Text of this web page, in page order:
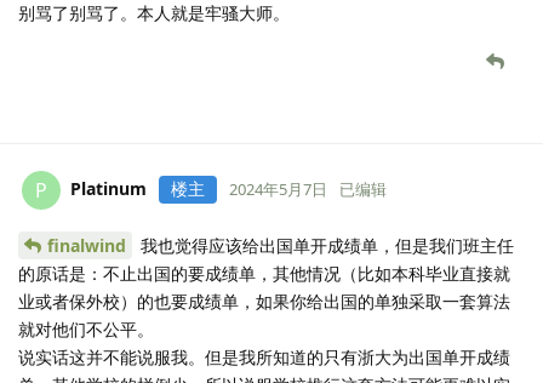
别骂了别骂了。本人就是牢骚大师。
P Platinum 楼主 2024年5月7日 已编辑
finalwind
我也觉得应该给出国单开成绩单，但是我们班主任
的原话是：不止出国的要成绩单，其他情况（比如本科毕业直接就
业或者保外校）的也要成绩单，如果你给出国的单独采取一套算法
就对他们不公平。
说实话这并不能说服我。但是我所知道的只有浙大为出国单开成绩